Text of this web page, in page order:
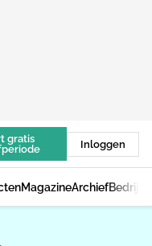
gratis
Inloggen
MagazineArchief